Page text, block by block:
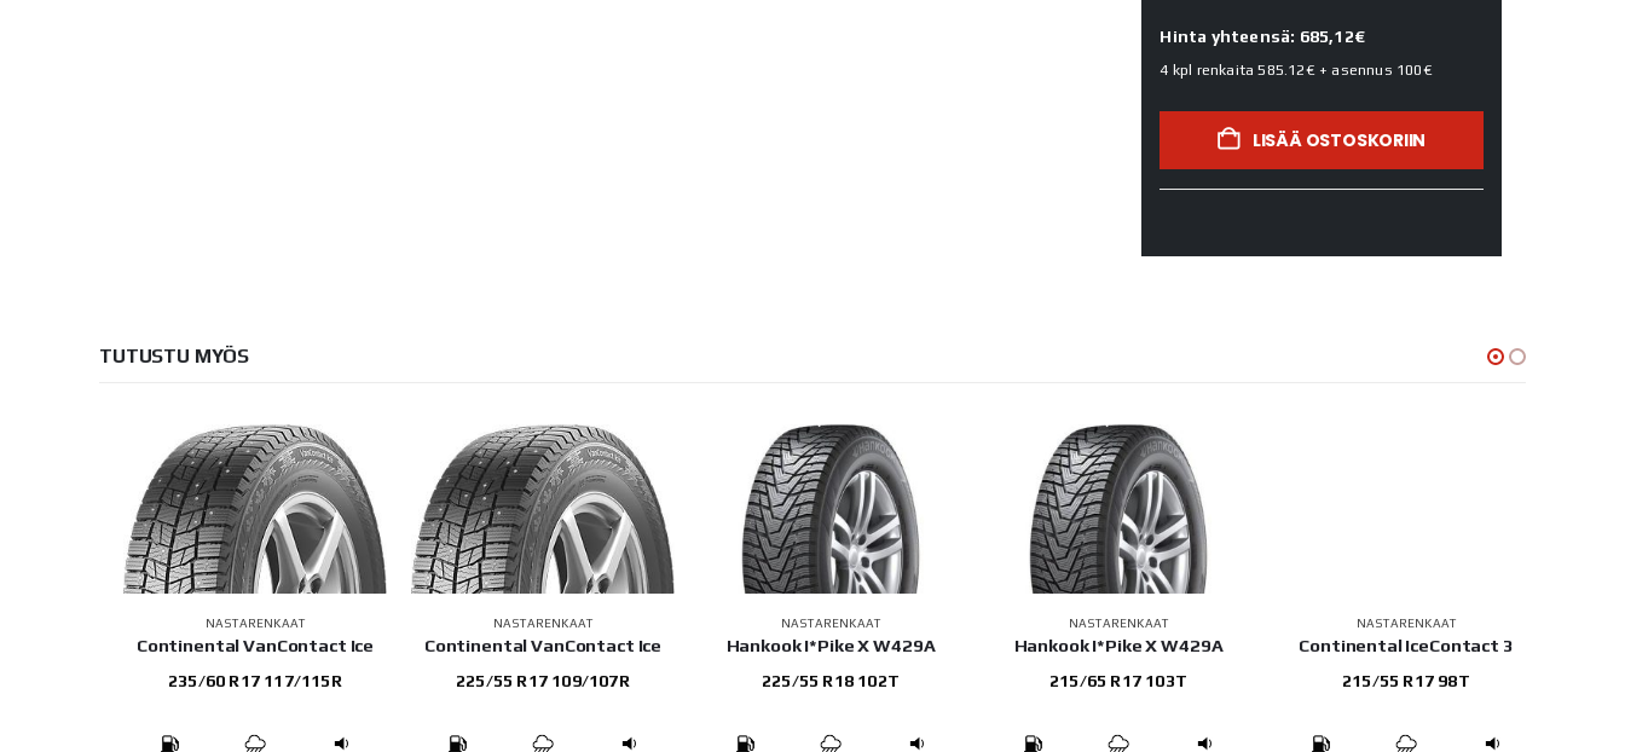
Hinta yhteensä: 685,12€
4 kpl renkaita585.12€+ asennus 100€
LISÄÄ OSTOSKORIIN
TUTUSTU MYÖS
NASTARENKAAT
Continental VanContact Ice
235/60 R17 117/115R
NASTARENKAAT
Continental VanContact Ice
225/55 R17 109/107R
NASTARENKAAT
Hankook I*Pike X W429A
225/55 R18 102T
NASTARENKAAT
Hankook I*Pike X W429A
215/65 R17 103T
NASTARENKAAT
Continental IceContact 3
215/55 R17 98T